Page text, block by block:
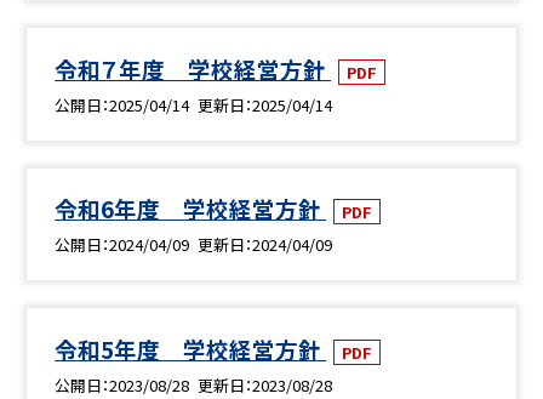
令和７年度 学校経営方針
PDF
公開日 2025/04/14 更新日 2025/04/14
令和6年度 学校経営方針
PDF
公開日 2024/04/09 更新日 2024/04/09
令和5年度 学校経営方針
PDF
公開日 2023/08/28 更新日 2023/08/28